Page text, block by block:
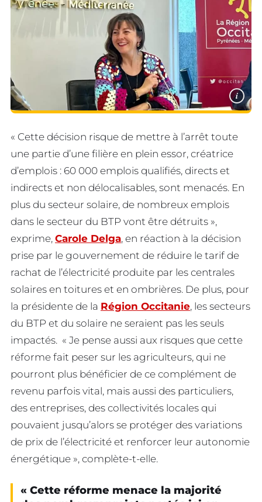
i
« Cette décision risque de mettre à l’arrêt toute
une partie d’une filière en plein essor, créatrice
d’emplois : 60 000 emplois qualifiés, directs et
indirects et non délocalisables, sont menacés. En
plus du secteur solaire, de nombreux emplois
dans le secteur du BTP vont être détruits »,
exprime, Carole Delga, en réaction à la décision
prise par le gouvernement de réduire le tarif de
rachat de l’électricité produite par les centrales
solaires en toitures et en ombrières. De plus, pour
la présidente de la Région Occitanie, les secteurs
du BTP et du solaire ne seraient pas les seuls
impactés. « Je pense aussi aux risques que cette
réforme fait peser sur les agriculteurs, qui ne
pourront plus bénéficier de ce complément de
revenu parfois vital, mais aussi des particuliers,
des entreprises, des collectivités locales qui
pouvaient jusqu’alors se protéger des variations
de prix de l’électricité et renforcer leur autonomie
énergétique », complète-t-elle.
« Cette réforme menace la majorité